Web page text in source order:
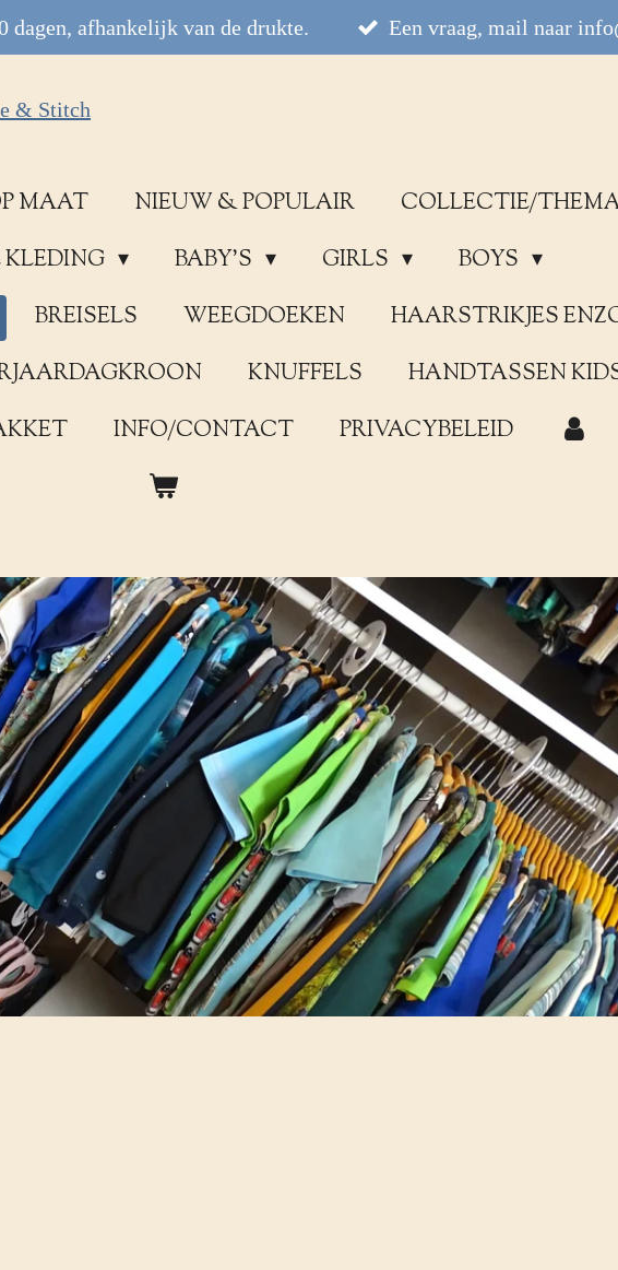
dagen, afhankelijk van de drukte. Een vraag, mail naar
MAAT NIEUW & POPULAIR
COLLECTIE/
BABY'S GIRLS
BOYS
BREISELS WEEGDOEKEN
HAARSTRIKJES
KNUFFELS
HANDTASSEN
INFO/CONTACT PRIVACYBELEID